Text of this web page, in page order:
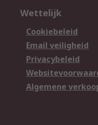
Wettelijk
Cookiebeleid
Email veiligheid
Privacybeleid
Algemene